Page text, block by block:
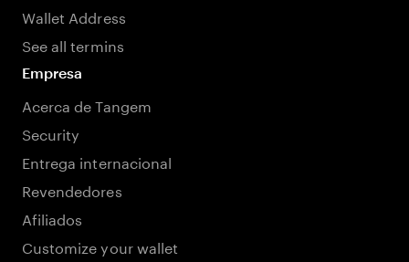
Wallet Address
See all termins
Empresa
Acerca de Tangem
Security
Entrega internacional
Revendedores
Afiliados
Customize your wallet